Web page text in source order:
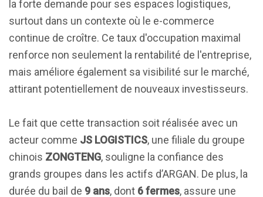
la forte demande pour ses espaces logistiques,
surtout dans un contexte où le e-commerce
continue de croître. Ce taux d'occupation maximal
renforce non seulement la rentabilité de l'entreprise,
mais améliore également sa visibilité sur le marché,
attirant potentiellement de nouveaux investisseurs.
Le fait que cette transaction soit réalisée avec un
acteur comme JS LOGISTICS, une filiale du groupe
chinois ZONGTENG, souligne la confiance des
grands groupes dans les actifs d’ARGAN. De plus, la
durée du bail de 9 ans, dont 6 fermes, assure une